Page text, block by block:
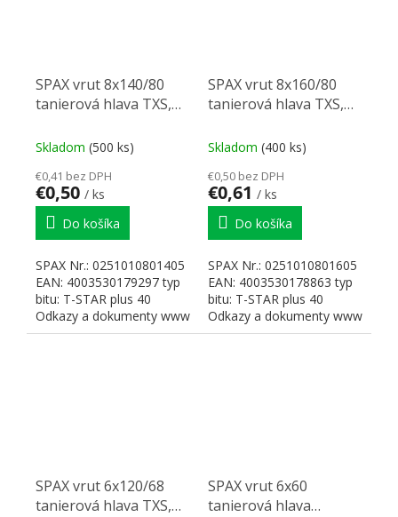
SPAX vrut 8x140/80
tanierová hlava TXS,
Skladom (500 ks)
€0,41 bez DPH
€0,50 / ks
Do košíka
SPAX Nr.: 0251010801405
EAN: 4003530179297 typ
bitu: T-STAR plus 40
Odkazy a dokumenty www
SPAX
SPAX vrut 8x160/80
tanierová hlava TXS,
Skladom (400 ks)
€0,50 bez DPH
€0,61 / ks
Do košíka
SPAX Nr.: 0251010801605
EAN: 4003530178863 typ
bitu: T-STAR plus 40
Odkazy a dokumenty www
SPAX
SPAX vrut 6x120/68
tanierová hlava TXS,
SPAX vrut 6x60
tanierová hlava